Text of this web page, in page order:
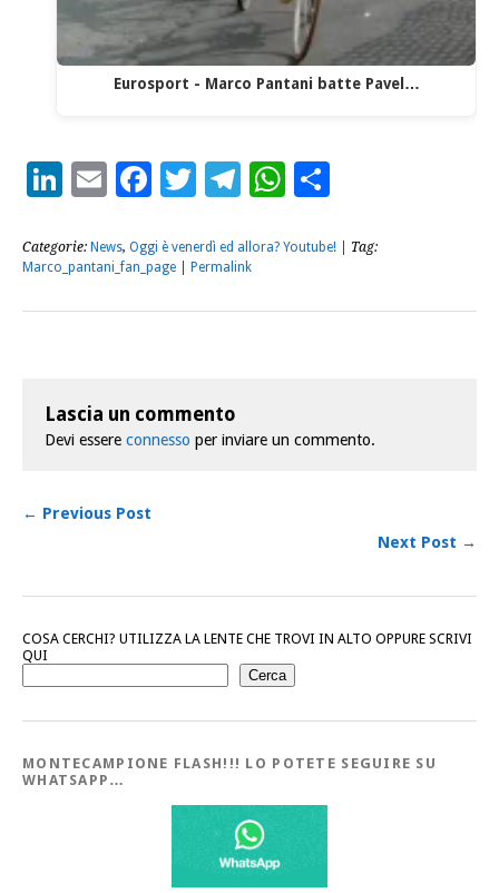
Eurosport - Marco Pantani batte Pavel…
LinkedIn
EmailFacebook
Twitter
Telegram
WhatsApp
Categorie: News, Oggi è venerdì ed allora? Youtube! | Tag:
Marco_pantani_fan_page
Permalink
Lascia un commento
Devi essere connesso per inviare un commento.
← Previous Post
Next Post →
COSA CERCHI? UTILIZZA LA LENTE CHE TROVI IN ALTO OPPURE SCRIVI
QUI
Cerca
MONTECAMPIONE FLASH!!! LO POTETE SEGUIRE SU
WHATSAPP…